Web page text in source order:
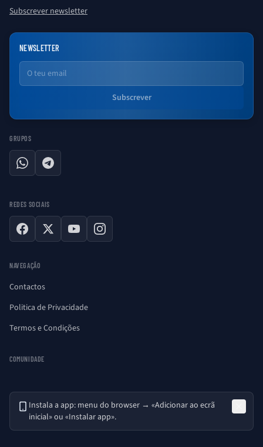
Subscrever newsletter
NEWSLETTER
Email
Subscrever
GRUPOS
WhatsAppTelegram
REDES SOCIAIS
Facebook
X YouTubeInstagram
NAVEGAÇÃO
Contactos
Politica de Privacidade
Termos e Condições
COMUNIDADE
Instala a app: menu do browser → «Adicionar ao ecrã
inicial» ou «Instalar app».